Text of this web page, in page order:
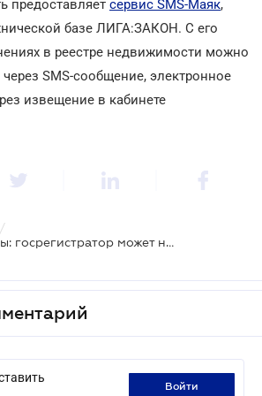
предоставляет сервис SMS-Маяк,
базе ЛИГА:ЗАКОН. С его
в реестре недвижимости можно
SMS-сообщение, электронное
извещение в кабинете
/
Будьте внимательны: госрегистратор может незаконно оформить право собственности на объект
войти